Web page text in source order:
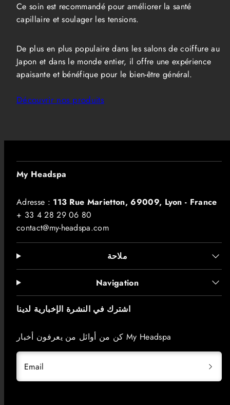
Ce soin est recommandé pour améliorer la santé
capillaire et soulager les tensions.
De plus en plus populaire dans les salons de coiffure au
Japon et dans le monde entier, il offre une expérience
apaisante et bénéfique pour le bien-être général.
Découvrir nos produits
My Headspa
Adresse : 113 Rue Marietton, 69009, Lyon - France
+ 33 4 28 29 06 80
contact@my-headspa.com
ملاحة
Navigation
اشترك في النشرة الإخبارية لدينا
كن من أوائل من يعرفون أخبار My Headspa
Email